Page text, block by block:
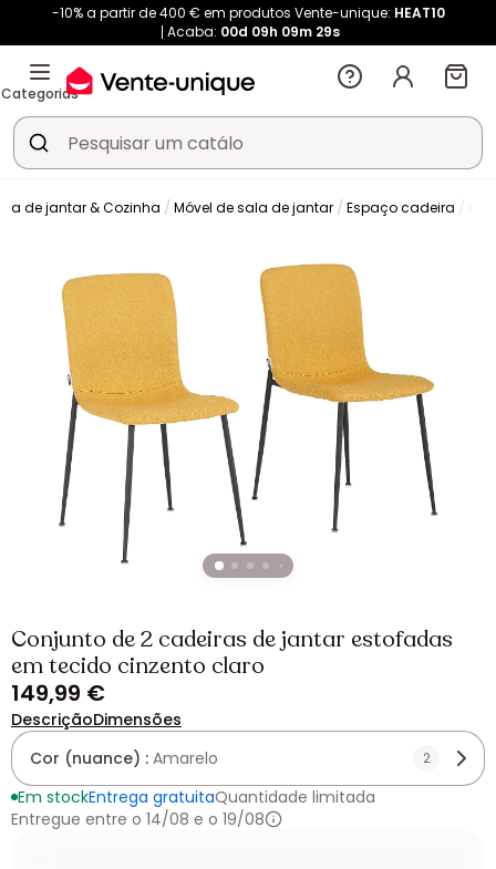
-10% a partir de 400 € em produtos Vente-unique: HEAT10
Acaba: 00d 09h 09m 29s
Categorias
de jantar & Cozinha Móvel de sala de jantar Espaço cadeira
Conjunto de 2 cadeiras de jantar estofadas
em tecido cinzento claro
149,99 €
DescriçãoDimensões
Cor (nuance) : Amarelo 2
Em stockEntrega gratuitaQuantidade limitada
Entregue entre o 14/08 e o 19/08